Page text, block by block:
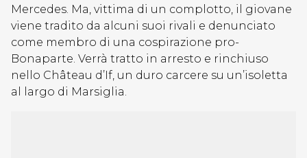
Mercedes. Ma, vittima di un complotto, il giovane
viene tradito da alcuni suoi rivali e denunciato
come membro di una cospirazione pro-
Bonaparte. Verrà tratto in arresto e rinchiuso
nello Château d’If, un duro carcere su un’isoletta
al largo di Marsiglia.